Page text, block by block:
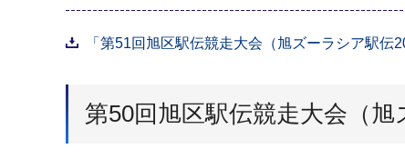
「第51回旭区駅伝競走大会（旭ズーラシア駅伝
第50回旭区駅伝競走大会（旭